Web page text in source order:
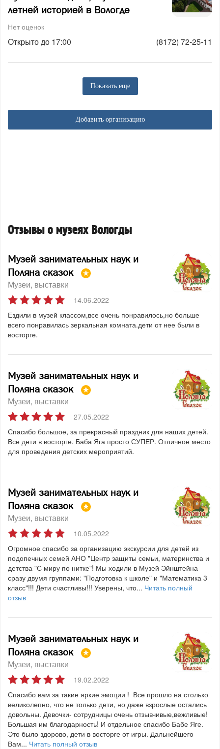
летней историей в Вологде
Нет оценок
Открыто до 17:00 (8172) 72-25-11
Показать еще
Добавить организацию
Отзывы о музеях Вологды
Музей занимательных наук и
Поляна сказок
Музеи, выставки
14.06.2022
Ездили в музей классом,все очень понравилось,но больше
всего понравилась зеркальная комната.дети от нее были в
восторге.
Музей занимательных наук и
Поляна сказок
Музеи, выставки
27.05.2022
Спасибо большое, за прекрасный праздник для наших детей.
Все дети в восторге. Баба Яга просто СУПЕР. Отличное место
для проведения детских мероприятий.
Музей занимательных наук и
Поляна сказок
Музеи, выставки
10.05.2022
Огромное спасибо за организацию экскурсии для детей из
подопечных семей АНО "Центр защиты семьи, материнства и
детства "С миру по нитке"! Мы ходили в Музей Эйнштейна
сразу двумя группами: "Подготовка к школе" и "Математика 3
класс"!!! Дети счастливы!!! Уверены, что... Читать полный
отзыв
Музей занимательных наук и
Поляна сказок
Музеи, выставки
19.02.2022
Спасибо вам за такие яркие эмоции ! Все прошло на столько
великолепно, что не только дети, но даже взрослые остались
довольны. Девочки- сотрудницы очень отзывчивые,вежливые!
Большая им благодарность! И отдельное спасибо Бабе Яге.
Это было здорово, дети в восторге от игры. Дальнейшего
Вам... Читать полный отзыв